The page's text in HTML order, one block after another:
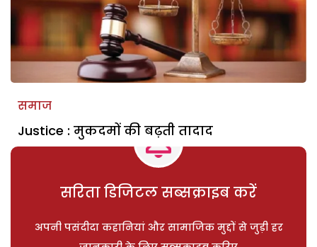
समाज
Justice : मुकदमों की बढ़ती तादाद
सरिता डिजिटल सब्सक्राइब करें
अपनी पसंदीदा कहानियां और सामाजिक मुद्दों से जुड़ी हर